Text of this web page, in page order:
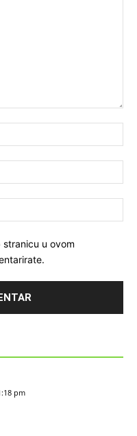
stranicu u ovom
pm